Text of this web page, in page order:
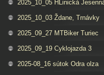
2025_10_05 HLinická
2025_10_03 Ždane, Trnávky
2025_09_27 MTBiker Turiec
2025_09_19 Cyklojazda 3
2025-08_16 sútok Odra olza